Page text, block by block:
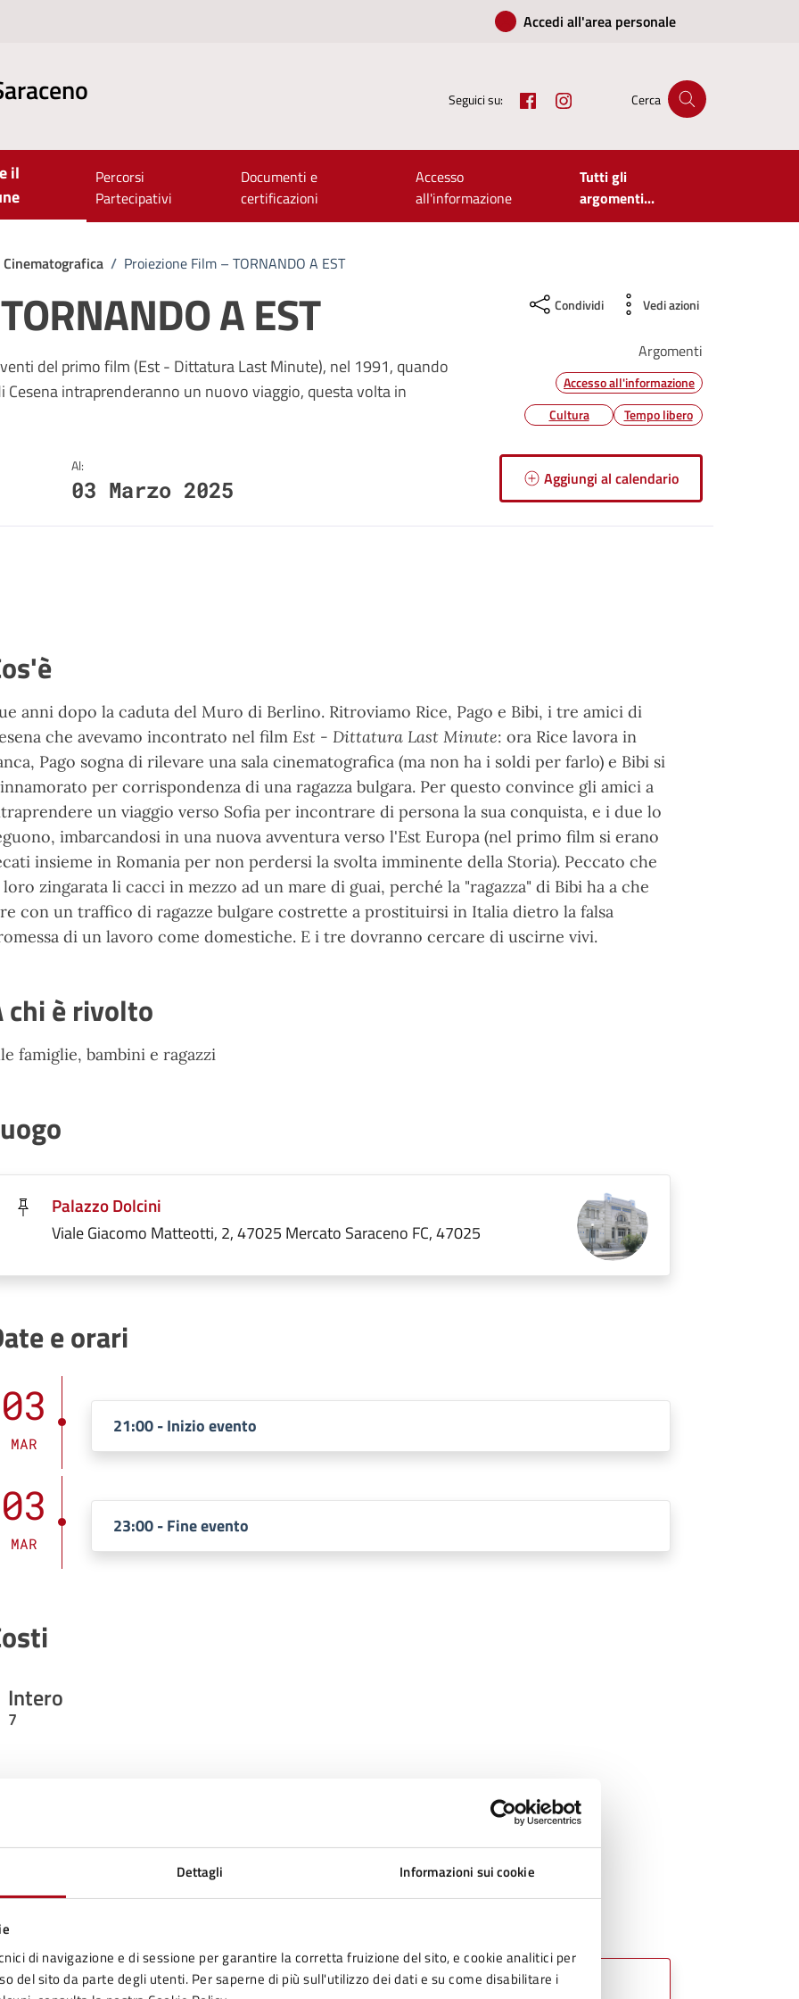
Dettagli Informazioni sui cookie
di navigazione e di sessione per garantire la corretta fruizione del sito, e cookie analitici per
del sito da parte degli utenti. Per saperne di più sull'utilizzo dei dati e su come disabilitare i
Accedi all'area personale
Seguici su: FacebookInstagramCerca
il
Percorsi
Partecipativi
Documenti e
certificazioni
Accesso
all'informazione
Tutti gli
argomenti...
/ Proiezione Film – TORNANDO A EST
A EST
del primo film (Est - Dittatura Last Minute), nel 1991, quando
intraprenderanno un nuovo viaggio, questa volta in
Condividi Vedi azioni
Argomenti
Accesso all'informazione
Cultura
Tempo libero
Al:
03 Marzo 2025 Aggiungi al calendario
anni dopo la caduta del Muro di Berlino. Ritroviamo Rice, Pago e Bibi, i tre amici di
che avevamo incontrato nel film Est - Dittatura Last Minute: ora Rice lavora in
Pago sogna di rilevare una sala cinematografica (ma non ha i soldi per farlo) e Bibi si
per corrispondenza di una ragazza bulgara. Per questo convince gli amici a
un viaggio verso Sofia per incontrare di persona la sua conquista, e i due lo
imbarcandosi in una nuova avventura verso l'Est Europa (nel primo film si erano
insieme in Romania per non perdersi la svolta imminente della Storia). Peccato che
loro zingarata li cacci in mezzo ad un mare di guai, perché la "ragazza" di Bibi ha a che
con un traffico di ragazze bulgare costrette a prostituirsi in Italia dietro la falsa
di un lavoro come domestiche. E i tre dovranno cercare di uscirne vivi.
chi è rivolto
famiglie, bambini e ragazzi
Palazzo Dolcini
Viale Giacomo Matteotti, 2, 47025 Mercato Saraceno FC, 47025
e orari
03
MAR
21:00 - Inizio evento
03
MAR
23:00 - Fine evento
Intero
7
Sportello Unico Attività Produttive e Turismo